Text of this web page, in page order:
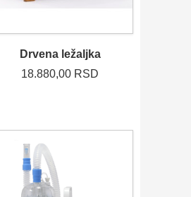
Drvena ležaljka
18.880,00 RSD